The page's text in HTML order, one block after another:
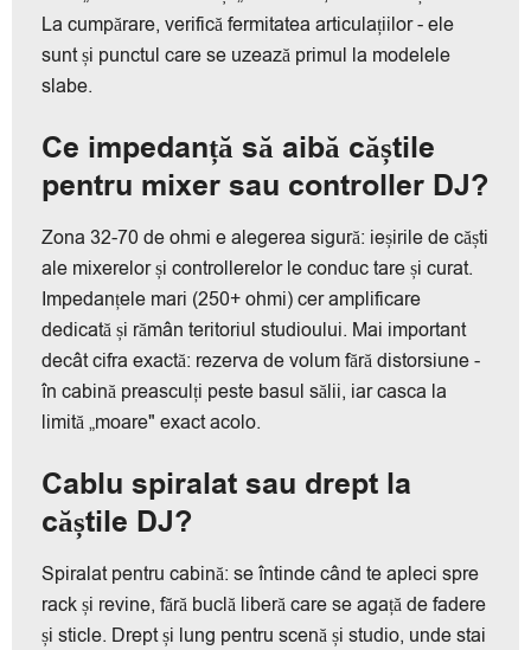
La cumpărare, verifică fermitatea articulațiilor - ele
sunt și punctul care se uzează primul la modelele
slabe.
Ce impedanță să aibă căștile
pentru mixer sau controller DJ?
Zona 32-70 de ohmi e alegerea sigură: ieșirile de căști
ale mixerelor și controllerelor le conduc tare și curat.
Impedanțele mari (250+ ohmi) cer amplificare
dedicată și rămân teritoriul studioului. Mai important
decât cifra exactă: rezerva de volum fără distorsiune -
în cabină preasculți peste basul sălii, iar casca la
limită „moare" exact acolo.
Cablu spiralat sau drept la
căștile DJ?
Spiralat pentru cabină: se întinde când te apleci spre
rack și revine, fără buclă liberă care se agață de fadere
și sticle. Drept și lung pentru scenă și studio, unde stai